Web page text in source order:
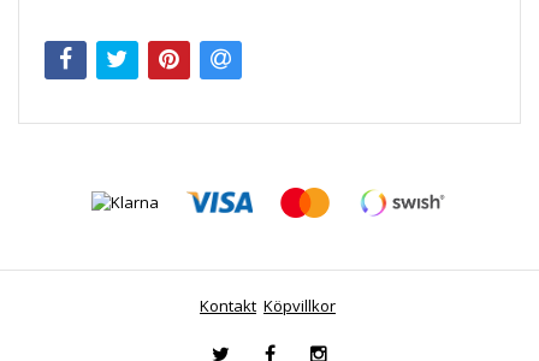
Kontakt Köpvillkor